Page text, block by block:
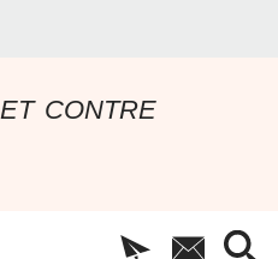
contre